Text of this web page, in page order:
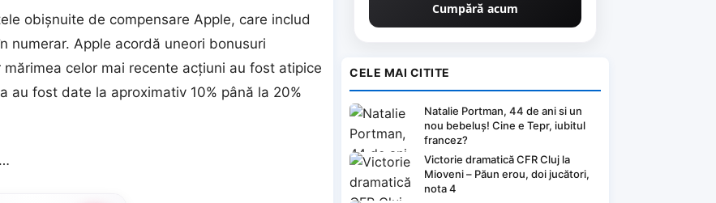
obișnuite de compensare Apple, care includ
numerar. Apple acordă uneori bonusuri
celor mai recente acțiuni au fost atipice
au fost date la aproximativ 10% până la 20%
Cumpără acum
CELE MAI CITITE
Natalie Portman, 44 de ani si un
nou bebeluș! Cine e Tepr, iubitul
francez?
Victorie dramatică CFR Cluj la
Mioveni – Păun erou, doi jucători,
nota 4